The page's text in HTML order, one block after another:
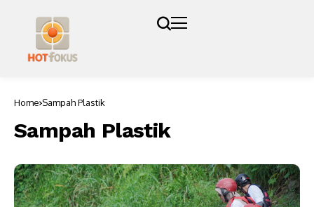
Home Sampah Plastik
Sampah Plastik